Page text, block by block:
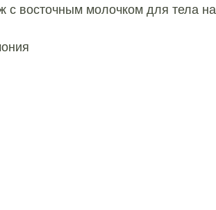
с восточным молочком для тела на